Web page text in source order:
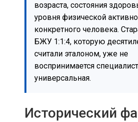
возраста, состояния
уровня физической
конкретного человека.
БЖУ 1:1:4, которую
считали эталоном, уже не
воспринимается
универсальная.
Исторический